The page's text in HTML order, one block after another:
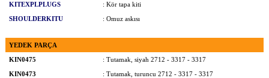
KITEXPLPLUGS
: Kör tapa kiti
SHOULDERKITU
: Omuz askısı
YEDEK PARÇA
KIN0475
: Tutamak, siyah 2712 - 3317 - 3317
KIN0473
: Tutamak, turuncu 2712 - 3317 - 3317